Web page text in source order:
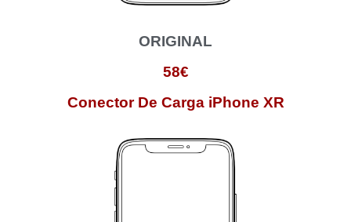
ORIGINAL
58€
Conector De Carga iPhone XR